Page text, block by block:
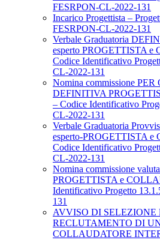
FESRPON-CL-2022-131
Incarico Progettista –
FESRPON-CL-2022-131
Verbale Graduatoria
esperto PROGETTISTA
Codice Identificativo
CL-2022-131
Nomina commissione
DEFINITIVA
– Codice Identificativo
CL-2022-131
Verbale Graduatoria
esperto-PROGETTISTA
Codice Identificativo
CL-2022-131
Nomina commissione
PROGETTISTA e
Identificativo Progetto
131
AVVISO DI SELEZIONE
RECLUTAMENTO DI
COLLAUDATORE